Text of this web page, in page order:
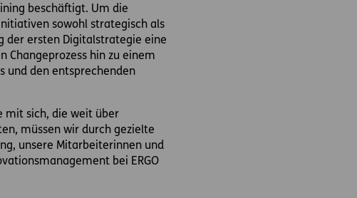
beschäftigt. Um die
sowohl strategisch als
der ersten Digitalstrategie eine
Changeprozess hin zu einem
und den entsprechenden
mit sich, die weit über
müssen wir durch gezielte
unsere Mitarbeiterinnen und
bei ERGO